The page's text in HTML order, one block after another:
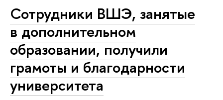
Сотрудники ВШЭ, занятые
в дополнительном
образовании, получили
грамоты и благодарности
университета